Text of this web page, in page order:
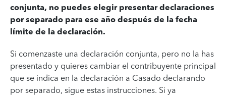
conjunta, no puedes elegir presentar declaraciones
por separado para ese año después de la fecha
límite de la declaración.
Si comenzaste una declaración conjunta, pero no la has
presentado y quieres cambiar el contribuyente principal
que se indica en la declaración a Casado declarando
por separado, sigue estas instrucciones. Si ya